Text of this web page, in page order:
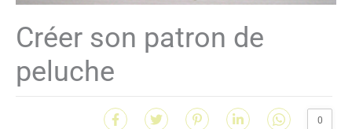
Créer son patron de
peluche
0